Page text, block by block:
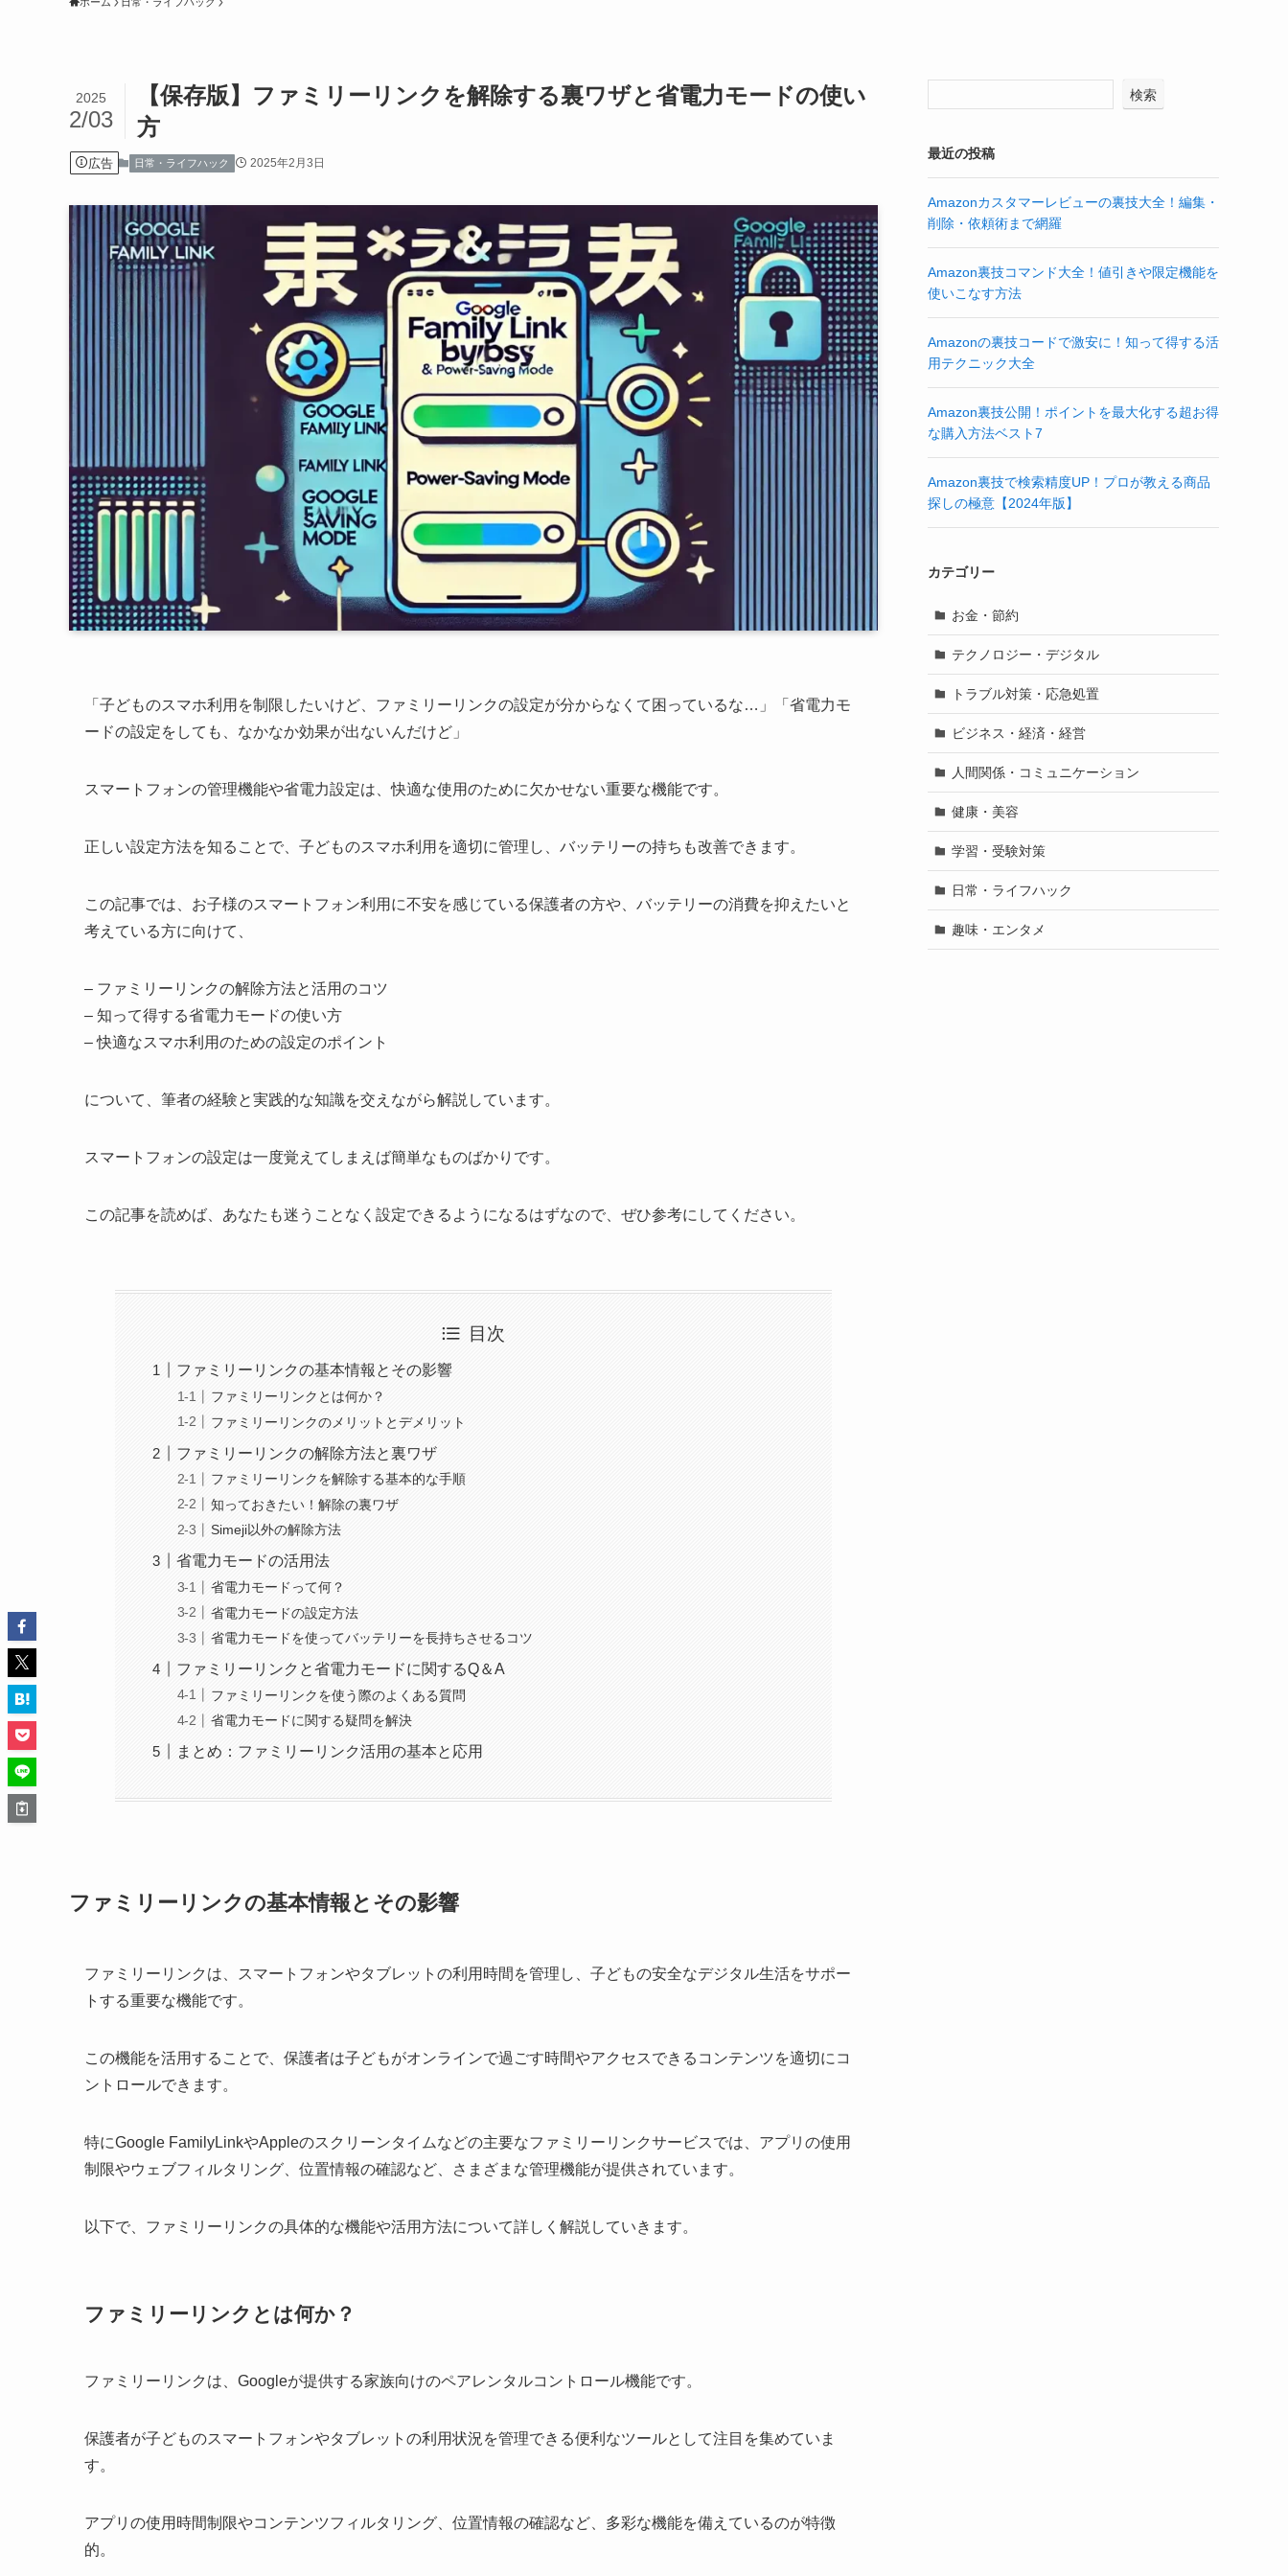
【保存版】ファミリーリンクを解除する裏ワザと省電力モードの使い
方
2025
2/03
広告 日常・ライフハック 2025年2月3日
「子どものスマホ利用を制限したいけど、ファミリーリンクの設定が分からなくて困っているな…」「省電力モ
ードの設定をしても、なかなか効果が出ないんだけど」
スマートフォンの管理機能や省電力設定は、快適な使用のために欠かせない重要な機能です。
正しい設定方法を知ることで、子どものスマホ利用を適切に管理し、バッテリーの持ちも改善できます。
この記事では、お子様のスマートフォン利用に不安を感じている保護者の方や、バッテリーの消費を抑えたいと
考えている方に向けて、
– ファミリーリンクの解除方法と活用のコツ
– 知って得する省電力モードの使い方
– 快適なスマホ利用のための設定のポイント
について、筆者の経験と実践的な知識を交えながら解説しています。
スマートフォンの設定は一度覚えてしまえば簡単なものばかりです。
この記事を読めば、あなたも迷うことなく設定できるようになるはずなので、ぜひ参考にしてください。
目次
ファミリーリンクの基本情報とその影響
ファミリーリンクとは何か？
ファミリーリンクのメリットとデメリット
ファミリーリンクの解除方法と裏ワザ
ファミリーリンクを解除する基本的な手順
知っておきたい！解除の裏ワザ
Simeji以外の解除方法
省電力モードの活用法
省電力モードって何？
省電力モードの設定方法
省電力モードを使ってバッテリーを長持ちさせるコツ
ファミリーリンクと省電力モードに関するQ＆A
ファミリーリンクを使う際のよくある質問
省電力モードに関する疑問を解決
まとめ：ファミリーリンク活用の基本と応用
ファミリーリンクの基本情報とその影響
ファミリーリンクは、スマートフォンやタブレットの利用時間を管理し、子どもの安全なデジタル生活をサポー
トする重要な機能です。
この機能を活用することで、保護者は子どもがオンラインで過ごす時間やアクセスできるコンテンツを適切にコ
ントロールできます。
特にGoogle FamilyLinkやAppleのスクリーンタイムなどの主要なファミリーリンクサービスでは、アプリの使用
制限やウェブフィルタリング、位置情報の確認など、さまざまな管理機能が提供されています。
以下で、ファミリーリンクの具体的な機能や活用方法について詳しく解説していきます。
ファミリーリンクとは何か？
ファミリーリンクは、Googleが提供する家族向けのペアレンタルコントロール機能です。
保護者が子どものスマートフォンやタブレットの利用状況を管理できる便利なツールとして注目を集めていま
す。
アプリの使用時間制限やコンテンツフィルタリング、位置情報の確認など、多彩な機能を備えているのが特徴
的。
検索
最近の投稿
Amazonカスタマーレビューの裏技大全！編集・
削除・依頼術まで網羅
Amazon裏技コマンド大全！値引きや限定機能を
使いこなす方法
Amazonの裏技コードで激安に！知って得する活
用テクニック大全
Amazon裏技公開！ポイントを最大化する超お得
な購入方法ベスト7
Amazon裏技で検索精度UP！プロが教える商品
探しの極意【2024年版】
カテゴリー
お金・節約
テクノロジー・デジタル
トラブル対策・応急処置
ビジネス・経済・経営
人間関係・コミュニケーション
健康・美容
学習・受験対策
日常・ライフハック
趣味・エンタメ